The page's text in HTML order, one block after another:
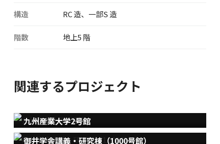
構造 RC 造、一部S 造
階数 地上5 階
関連するプロジェクト
九州産業大学2号館
御井学舎講義・研究棟（1000号館）